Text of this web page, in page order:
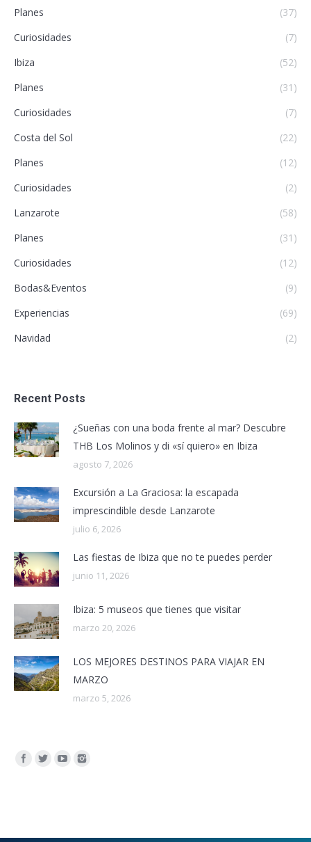
Planes
(37)
Curiosidades
(7)
Ibiza
(52)
Planes
(31)
Curiosidades
(7)
Costa del Sol
(22)
Planes
(12)
Curiosidades
(2)
Lanzarote
(58)
Planes
(31)
Curiosidades
(12)
Bodas&Eventos
(9)
Experiencias
(69)
Navidad
(2)
Recent Posts
¿Sueñas con una boda frente al mar? Descubre
THB Los Molinos y di «sí quiero» en Ibiza
agosto 7, 2026
Excursión a La Graciosa: la escapada
imprescindible desde Lanzarote
julio 6, 2026
Las fiestas de Ibiza que no te puedes perder
junio 11, 2026
Ibiza: 5 museos que tienes que visitar
marzo 20, 2026
LOS MEJORES DESTINOS PARA VIAJAR EN
MARZO
marzo 5, 2026
Encuéntranos en: